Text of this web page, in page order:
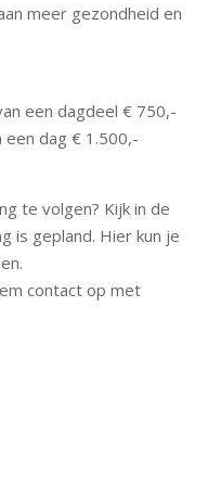
meer gezondheid en
een dagdeel € 750,-
een dag € 1.500,-
te volgen? Kijk in de
is gepland. Hier kun je
contact op met